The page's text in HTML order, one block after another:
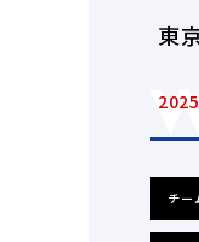
東
チー